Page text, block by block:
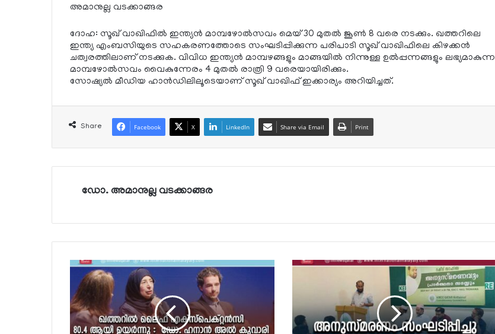
അമാനുല്ല വടക്കാങ്ങര
ദോഹ: സൂഖ് വാഖിഫില്‍ ഇന്ത്യന്‍ മാമ്പഴോല്‍സവം മെയ് 30 മുതല്‍ ജൂണ്‍ 8 വരെ നടക്കും. ഖത്തറിലെ
ഇന്ത്യ എംബസിയുടെ സഹകരണത്തോടെ സംഘടിപ്പിക്കുന്ന പരിപാടി സൂഖ് വാഖിഫിലെ കിഴക്കന്‍
ചത്വരത്തിലാണ് നടക്കുക. വിവിധ ഇന്ത്യന്‍ മാമ്പഴങ്ങളും മാങ്ങയില്‍ നിന്നുള്ള ഉല്‍പ്പന്നങ്ങളും ലഭ്യമാകുന്ന
മാമ്പഴോല്‍സവം വൈകുന്നേരം 4 മുതല്‍ രാത്രി 9 വരെയായിരിക്കും.
സോഷ്യല്‍ മീഡിയ ഹാന്‍ഡിലിലൂടെയാണ് സൂഖ് വാഖിഫ് ഇക്കാര്യം അറിയിച്ചത്.
Share Facebook X LinkedIn Share via Email Print
ഡോ. അമാനുല്ല വടക്കാങ്ങര